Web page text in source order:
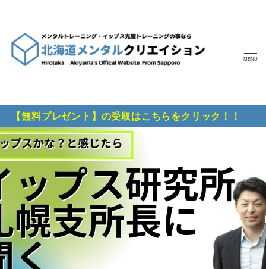
MENU
【無料プレゼント】の受取はこちらをクリック！！